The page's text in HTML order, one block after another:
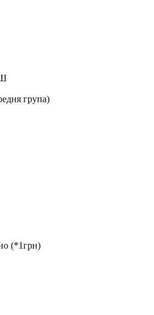
група)
(*1грн)